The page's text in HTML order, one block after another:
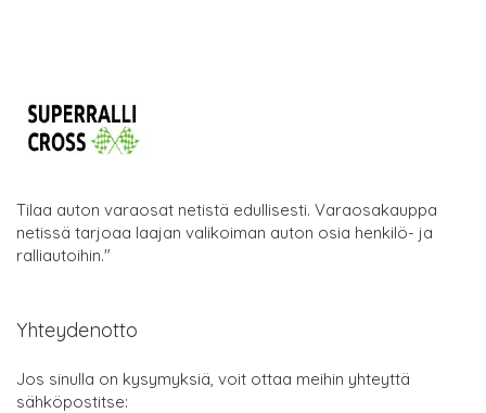
Tilaa auton varaosat netistä edullisesti. Varaosakauppa
netissä tarjoaa laajan valikoiman auton osia henkilö- ja
ralliautoihin."
Yhteydenotto
Jos sinulla on kysymyksiä, voit ottaa meihin yhteyttä
sähköpostitse: